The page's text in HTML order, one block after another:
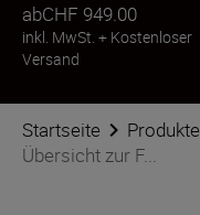
abCHF 949.00
inkl. MwSt. + Kostenloser
Versand
Startseite Produkte
Übersicht zur F...